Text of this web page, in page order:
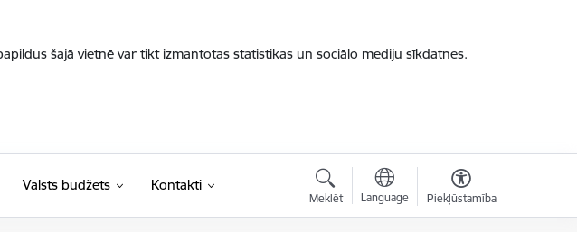
šajā vietnē var tikt izmantotas statistikas un sociālo mediju sīkdatnes.
Valsts budžets Kontakti
Meklēt Language Piekļūstamība